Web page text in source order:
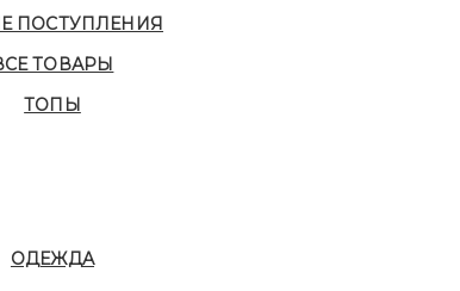
ПОСТУПЛЕНИЯ
ТОВАРЫ
ТОПЫ
ОДЕЖДА